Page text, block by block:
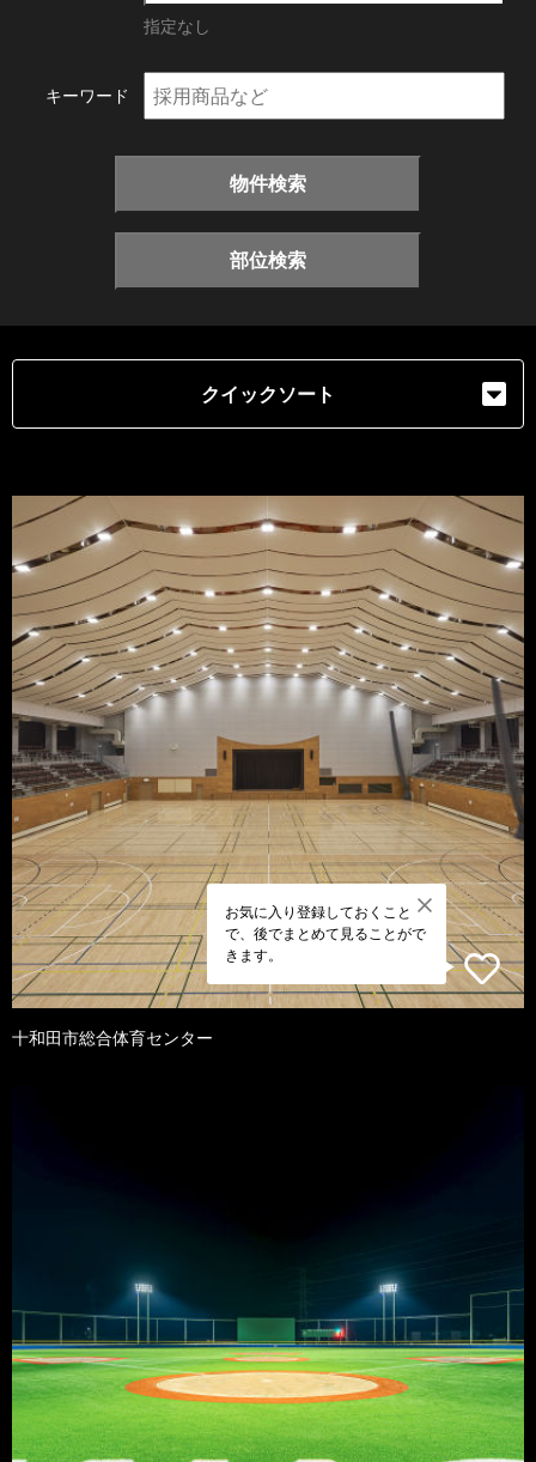
指定なし
キーワード
物件検索
部位検索
クイックソート
お気に入り登録しておくこと
で、後でまとめて見ることがで
きます。
十和田市総合体育センター